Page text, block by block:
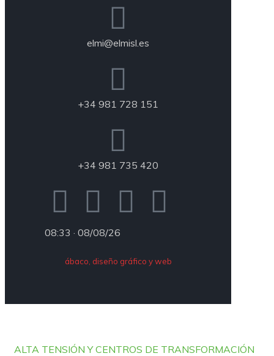
elmi@elmisl.es
+34 981 728 151
+34 981 735 420
08:33 · 08/08/26
ábaco, diseño gráfico y web
ALTA TENSIÓN Y CENTROS DE TRANSFORMACIÓN